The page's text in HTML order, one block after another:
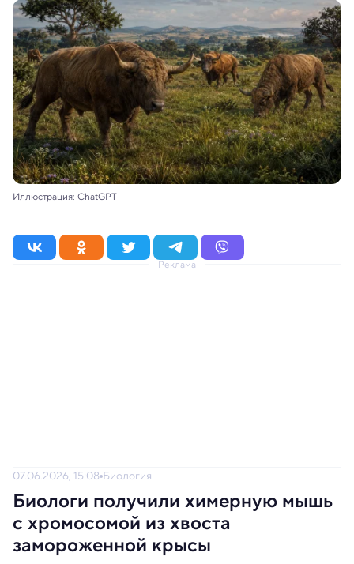
Иллюстрация: ChatGPT
Реклама
07.06.2026, 15:08 Биология
Биологи получили химерную мышь
с хромосомой из хвоста
замороженной крысы